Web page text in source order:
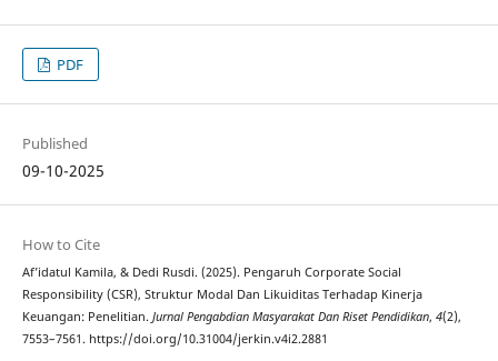
PDF
Published
09-10-2025
How to Cite
Af’idatul Kamila, & Dedi Rusdi. (2025). Pengaruh Corporate Social
Responsibility (CSR), Struktur Modal Dan Likuiditas Terhadap Kinerja
Keuangan: Penelitian. Jurnal Pengabdian Masyarakat Dan Riset Pendidikan, 4(2),
7553–7561. https://doi.org/10.31004/jerkin.v4i2.2881